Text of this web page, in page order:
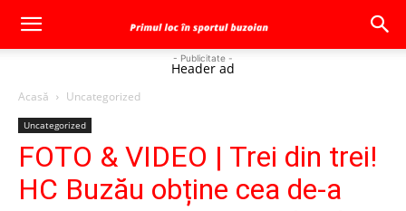
- Publicitate -
Header ad
Acasă Uncategorized
Uncategorized
FOTO & VIDEO | Trei din trei!
HC Buzău obține cea de-a